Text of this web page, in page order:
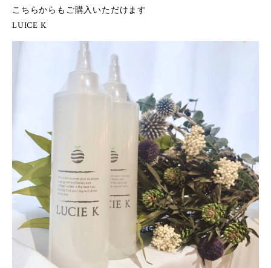
こちらからもご購入いただけます
LUICE K